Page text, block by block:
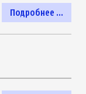
Подробнее ...